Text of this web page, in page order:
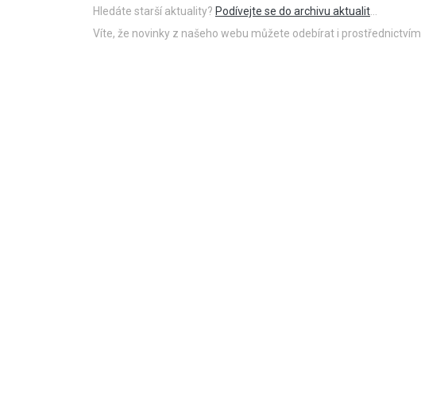
Hledáte starší aktuality? Podívejte se do archivu aktualit
Víte, že novinky z našeho webu můžete odebírat i prostřednictvím